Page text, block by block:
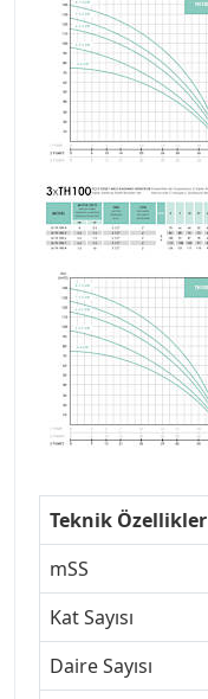
Teknik Özellikler
mSS
Kat Sayısı
Daire Sayısı